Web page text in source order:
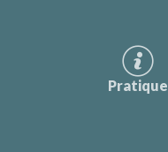
Pratique